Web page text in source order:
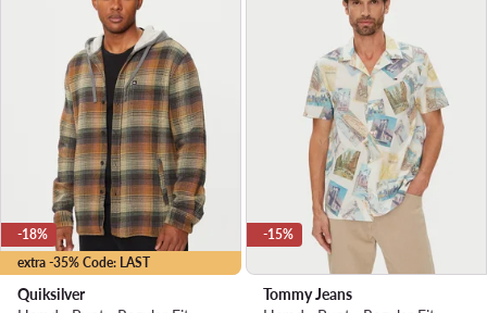
extra -35% Code: LAST
-18%
Quiksilver
-15%
Tommy Jeans